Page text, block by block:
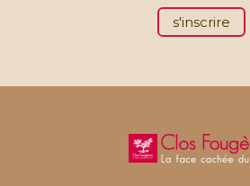
s'inscrire